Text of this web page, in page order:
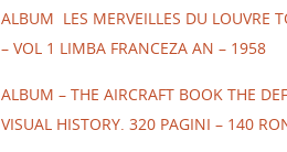
ALBUM LES MERVEILLES DU LOUVRE
– VOL 1 LIMBA FRANCEZA AN – 1958
ALBUM – THE AIRCRAFT BOOK THE
VISUAL HISTORY. 320 PAGINI – 140